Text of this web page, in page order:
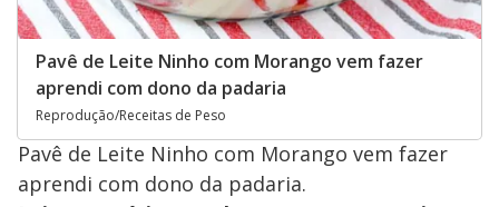
Pavê de Leite Ninho com Morango vem fazer
aprendi com dono da padaria
Reprodução/Receitas de Peso
Pavê de Leite Ninho com Morango vem fazer
aprendi com dono da padaria.